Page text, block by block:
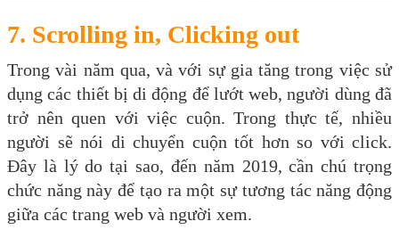
7. Scrolling in, Clicking out
Trong vài năm qua, và với sự gia tăng trong việc sử
dụng các thiết bị di động để lướt web, người dùng đã
trở nên quen với việc cuộn. Trong thực tế, nhiều
người sẽ nói di chuyển cuộn tốt hơn so với click.
Đây là lý do tại sao, đến năm 2019, cần chú trọng
chức năng này để tạo ra một sự tương tác năng động
giữa các trang web và người xem.